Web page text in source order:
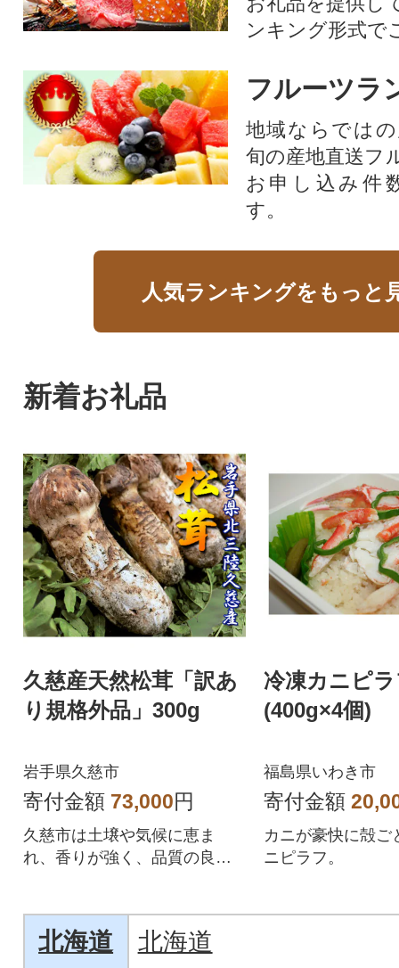
ンキング形式で
フルーツラ
地域ならでは
旬の産地直送フ
お申し込み件
す。
人気ランキングをもっと
新着お礼品
久慈産天然松茸「訳あ
り規格外品」300g
岩手県久慈市
寄付金額 73,000円
久慈市は土壌や気候に恵ま
れ、香りが強く、品質の良い
冷凍カニピ
(400g×4個)
福島県いわき市
寄付金額
カニが豪快に殻ご
ニピラフ。
北海道 北海道